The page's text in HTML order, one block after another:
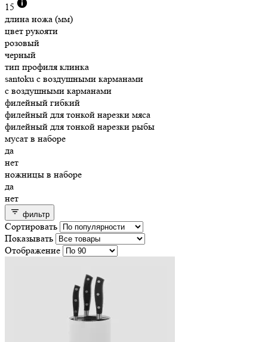
15
длина ножа (мм)
цвет рукояти
розовый
черный
тип профиля клинка
santoku с воздушными карманами
с воздушными карманами
филейный гибкий
филейный для тонкой нарезки мяса
филейный для тонкой нарезки рыбы
мусат в наборе
да
нет
ножницы в наборе
да
нет
фильтр
Сортировать
Показывать
Отображение